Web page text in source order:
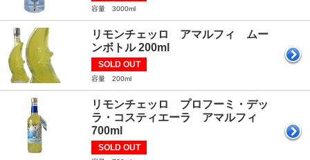
容量 3000ml
リモンチェッロ アマルフィ ムー
ンボトル 200ml
SOLD OUT
容量 200ml
リモンチェッロ プロフーミ・デッ
ラ・コスティエーラ アマルフィ
700ml
SOLD OUT